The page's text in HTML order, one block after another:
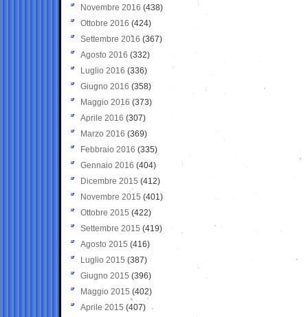
Novembre 2016 (438)
Ottobre 2016 (424)
Settembre 2016 (367)
Agosto 2016 (332)
Luglio 2016 (336)
Giugno 2016 (358)
Maggio 2016 (373)
Aprile 2016 (307)
Marzo 2016 (369)
Febbraio 2016 (335)
Gennaio 2016 (404)
Dicembre 2015 (412)
Novembre 2015 (401)
Ottobre 2015 (422)
Settembre 2015 (419)
Agosto 2015 (416)
Luglio 2015 (387)
Giugno 2015 (396)
Maggio 2015 (402)
Aprile 2015 (407)